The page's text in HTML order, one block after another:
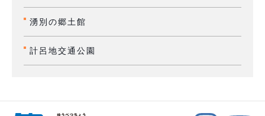
湧別の郷土館
計呂地交通公園